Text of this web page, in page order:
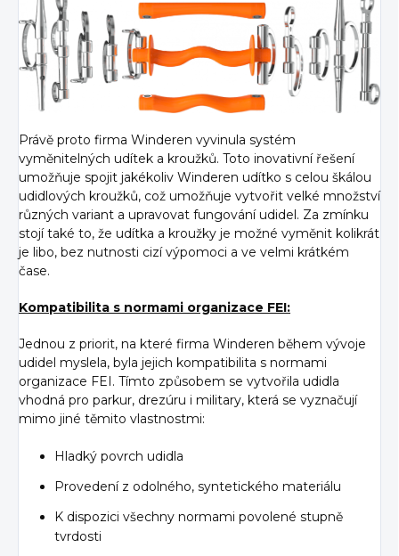
Právě proto firma Winderen vyvinula systém
vyměnitelných udítek a kroužků. Toto inovativní řešení
umožňuje spojit jakékoliv Winderen udítko s celou škálou
udidlových kroužků, což umožňuje vytvořit velké množství
různých variant a upravovat fungování udidel. Za zmínku
stojí také to, že udítka a kroužky je možné vyměnit kolikrát
je libo, bez nutnosti cizí výpomoci a ve velmi krátkém
čase.
Kompatibilita s normami organizace FEI:
Jednou z priorit, na které firma Winderen během vývoje
udidel myslela, byla jejich kompatibilita s normami
organizace FEI. Tímto způsobem se vytvořila udidla
vhodná pro parkur, drezúru i military, která se vyznačují
mimo jiné těmito vlastnostmi:
Hladký povrch udidla
Provedení z odolného, syntetického materiálu
K dispozici všechny normami povolené stupně
tvrdosti